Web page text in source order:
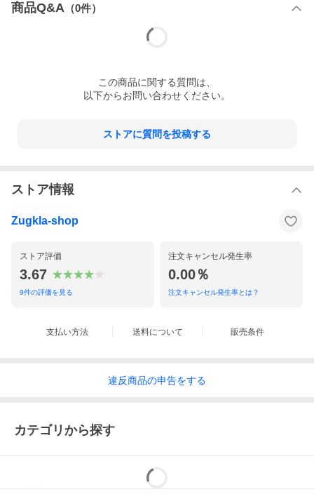
商品Q&A （0件）
この商品に関する質問は、
以下からお問い合わせください。
ストアに質問を投稿する
ストア情報
Zugkla-shop
ストア評価
3.67
9件の評価を見る
注文キャンセル発生率
0.00％
注文キャンセル発生率とは？
支払い方法 送料について 販売条件
違反商品の申告をする
カテゴリから探す